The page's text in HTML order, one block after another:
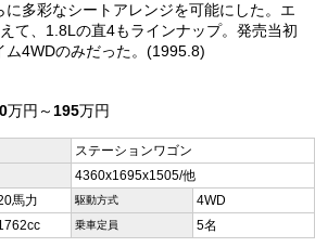
に多彩なシートアレンジを可能にした。エ
て、1.8Lの直4もラインナップ。発売当初
ム4WDのみだった。(1995.8)
万円～195万円
ステーションワゴン
4360x1695x1505/他
馬力 駆動方式 4WD
乗車定員 5名